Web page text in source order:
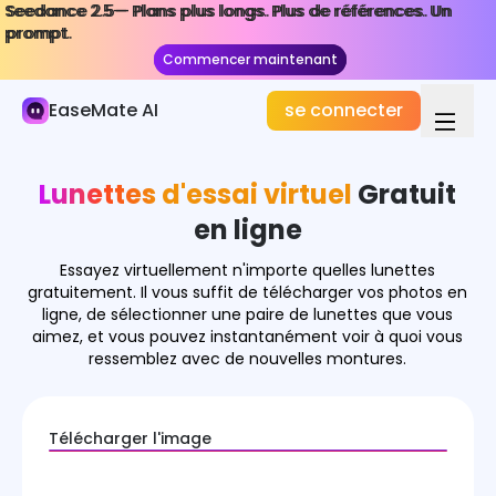
Seedance 2.5— Plans plus longs. Plus de références. Un
prompt.
Commencer maintenant
Seedance 2.5— Plans plus longs. Plus de références. Un
prompt.
Commencer maintenant
EaseMate AI se connecter
Image IA
Générateur d'images
Effets d'image
Créateur de photos de couple d'IA
Filtre d'âge
Changeur de vêtements d'IA
Chercheur de sosies de célébrités
Lunettes d'essai virtuel Gratuit
en ligne
Essayez virtuellement n'importe quelles lunettes
gratuitement. Il vous suffit de télécharger vos photos en
ligne, de sélectionner une paire de lunettes que vous
aimez, et vous pouvez instantanément voir à quoi vous
ressemblez avec de nouvelles montures.
Télécharger l'image